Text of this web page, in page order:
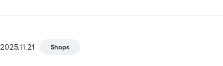
2025.11.21 Shops